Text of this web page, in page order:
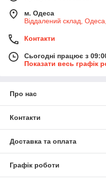
м. Одеса
Віддалений склад,
Контакти
Сьогодні працює з
Показати весь графік
Про нас
Контакти
Доставка та оплата
Графік роботи